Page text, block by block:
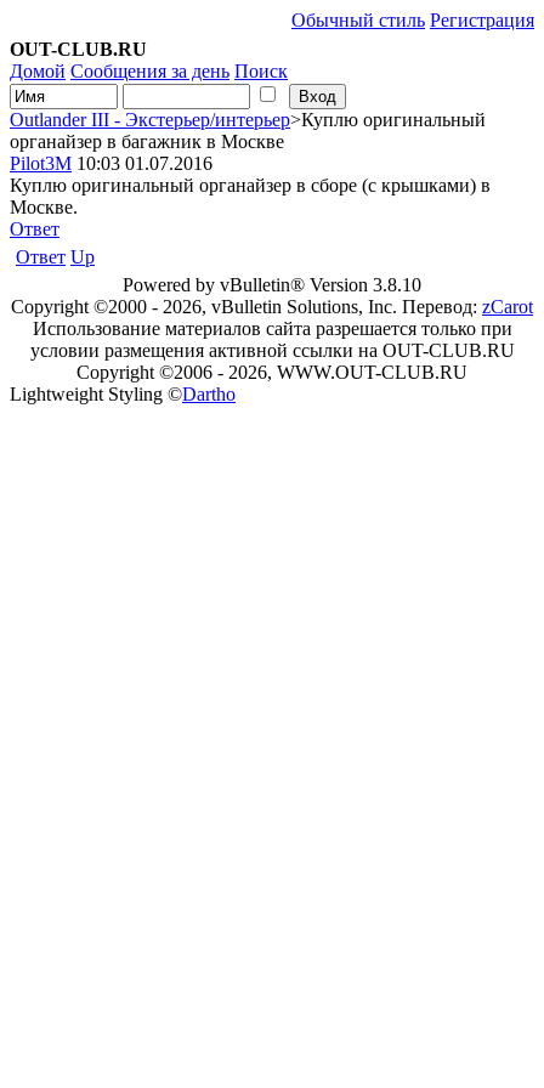
Обычный стиль Регистрация
OUT-CLUB.RU
Домой Сообщения за день Поиск
Outlander III - Экстерьер/интерьер>Куплю оригинальный
органайзер в багажник в Москве
Pilot3M 10:03 01.07.2016
Куплю оригинальный органайзер в сборе (с крышками) в
Москве.
Ответ
Ответ Up
Powered by vBulletin® Version 3.8.10
Copyright ©2000 - 2026, vBulletin Solutions, Inc. Перевод: zCarot
Использование материалов сайта разрешается только при
условии размещения активной ссылки на OUT-CLUB.RU
Copyright ©2006 - 2026, WWW.OUT-CLUB.RU
Lightweight Styling ©Dartho